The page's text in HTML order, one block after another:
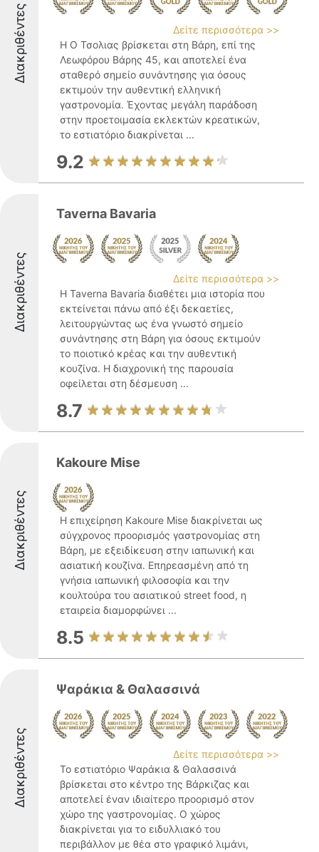
Διακριθέντες
Δείτε περισσότερα >>
Η Ο Τσολιας βρίσκεται στη Βάρη, επί της
Λεωφόρου Βάρης 45, και αποτελεί ένα
σταθερό σημείο συνάντησης για όσους
εκτιμούν την αυθεντική ελληνική
γαστρονομία. Έχοντας μεγάλη παράδοση
στην προετοιμασία εκλεκτών κρεατικών,
το εστιατόριο διακρίνεται ...
9.2
Διακριθέντες
Taverna Bavaria
Δείτε περισσότερα >>
Η Taverna Bavaria διαθέτει μια ιστορία που
εκτείνεται πάνω από έξι δεκαετίες,
λειτουργώντας ως ένα γνωστό σημείο
συνάντησης στη Βάρη για όσους εκτιμούν
το ποιοτικό κρέας και την αυθεντική
κουζίνα. Η διαχρονική της παρουσία
οφείλεται στη δέσμευση ...
8.7
Διακριθέντες
Kakoure Mise
Η επιχείρηση Kakoure Mise διακρίνεται ως
σύγχρονος προορισμός γαστρονομίας στη
Βάρη, με εξειδίκευση στην ιαπωνική και
ασιατική κουζίνα. Επηρεασμένη από τη
γνήσια ιαπωνική φιλοσοφία και την
κουλτούρα του ασιατικού street food, η
εταιρεία διαμορφώνει ...
8.5
Διακριθέντες
Ψαράκια & Θαλασσινά
Δείτε περισσότερα >>
Το εστιατόριο Ψαράκια & Θαλασσινά
βρίσκεται στο κέντρο της Βάρκιζας και
αποτελεί έναν ιδιαίτερο προορισμό στον
χώρο της γαστρονομίας. Ο χώρος
διακρίνεται για το ειδυλλιακό του
περιβάλλον με θέα στο γραφικό λιμάνι,